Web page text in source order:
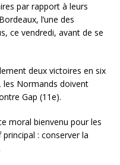
par rapport à leurs
l’une des
ce vendredi, avant de se
deux victoires en six
les Normands doivent
Gap (11e).
moral bienvenu pour les
: conserver la